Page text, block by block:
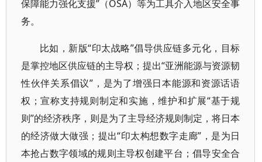
保障能力强化支援”（OSA）等为工具介入地区安全事
务。
比如，新版“印太战略”倡导供应链多元化，目标
是掌控地区供应链的主导权；提出“亚洲能源与资源韧
性伙伴关系倡议”，是为了增强日本能源和资源话语
权；宣称支持规则制定和实施，维护和扩展“基于规
则”的经济秩序，则是为了主导经济规则制定，将日本
的经济做大做强；提出“印太构想数字走廊”，是为日
本抢占数字领域的规则主导权创建平台；倡导安全合